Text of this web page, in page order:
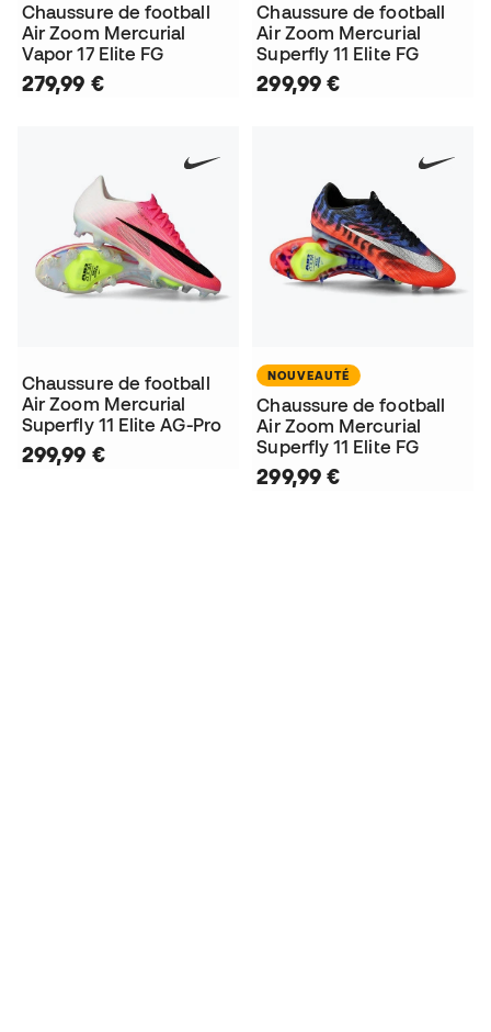
Chaussure de football
Air Zoom Mercurial
Vapor 17 Elite FG
279,99 €
Chaussure de football
Air Zoom Mercurial
Superfly 11 Elite FG
299,99 €
Chaussure de football
Air Zoom Mercurial
Superfly 11 Elite AG-Pro
299,99 €
NOUVEAUTÉ
Chaussure de football
Air Zoom Mercurial
Superfly 11 Elite FG
299,99 €